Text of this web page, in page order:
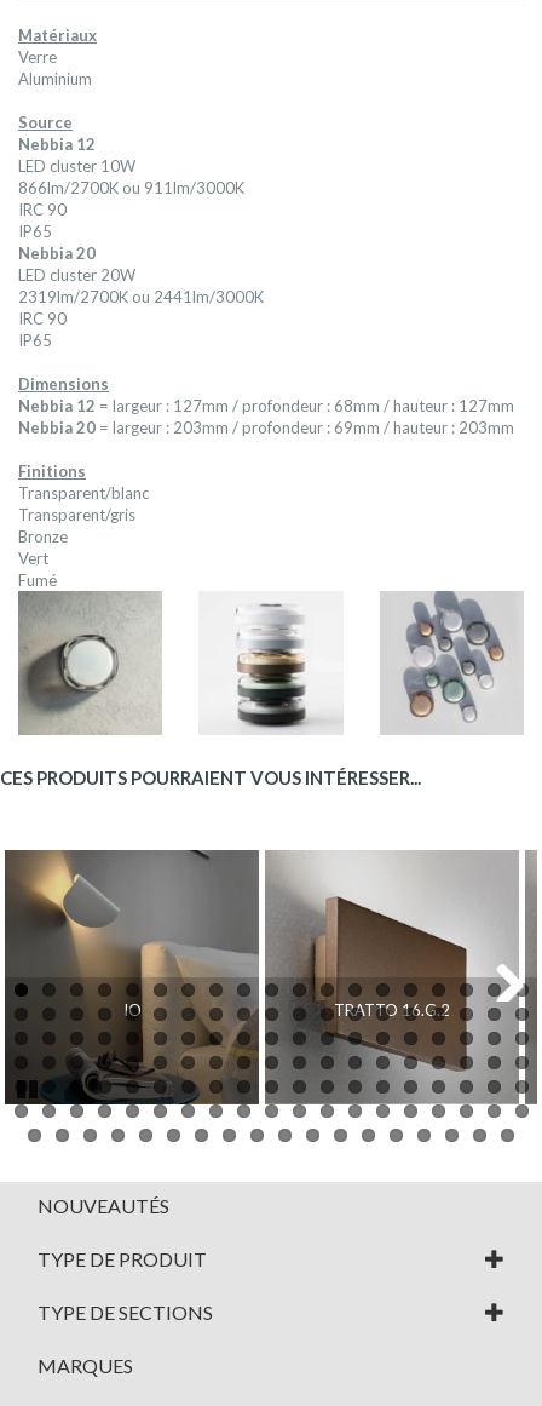
Matériaux
Verre
Aluminium
Source
Nebbia 12
LED cluster 10W
866lm/2700K ou 911lm/3000K
IRC 90
IP65
Nebbia 20
LED cluster 20W
2319lm/2700K ou 2441lm/3000K
IRC 90
IP65
Dimensions
Nebbia 12 = largeur : 127mm / profondeur : 68mm / hauteur : 127mm
Nebbia 20 = largeur : 203mm / profondeur : 69mm / hauteur : 203mm
Finitions
Transparent/blanc
Transparent/gris
Bronze
Vert
Fumé
CES PRODUITS POURRAIENT VOUS INTÉRESSER...
IO TRATTO 16.G.2
Next
Pause
NOUVEAUTÉS
TYPE DE PRODUIT
TYPE DE SECTIONS
MARQUES